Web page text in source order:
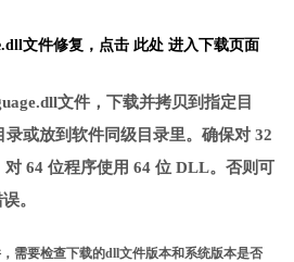
文件修复， 点击 此处 进入下载页面
文件，下载并拷贝到指定目
录或放到软件同级目录里。确保对 32
64 位程序使用 64 位 DLL。否则可
。
需要检查下载的dll文件版本和系统版本是否